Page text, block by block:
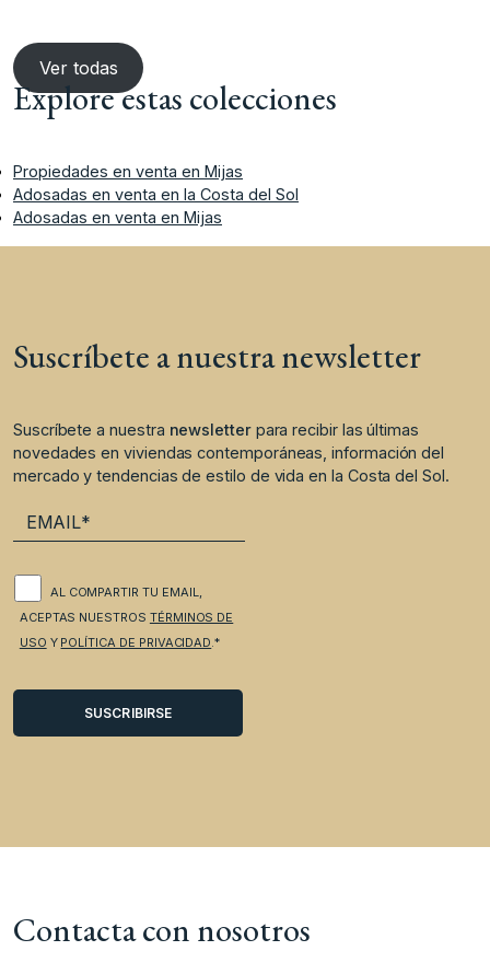
Ver todas
Explore estas colecciones
Propiedades en venta en Mijas
Adosadas en venta en la Costa del Sol
Adosadas en venta en Mijas
Suscríbete a nuestra newsletter
Suscríbete a nuestra newsletterpara recibir las últimas
novedades en viviendas contemporáneas, información del
mercado y tendencias de estilo de vida en la Costa del Sol.
AL COMPARTIR TU EMAIL,
ACEPTAS NUESTROS TÉRMINOS DE
USO Y POLÍTICA DE PRIVACIDAD.*
Contacta con nosotros